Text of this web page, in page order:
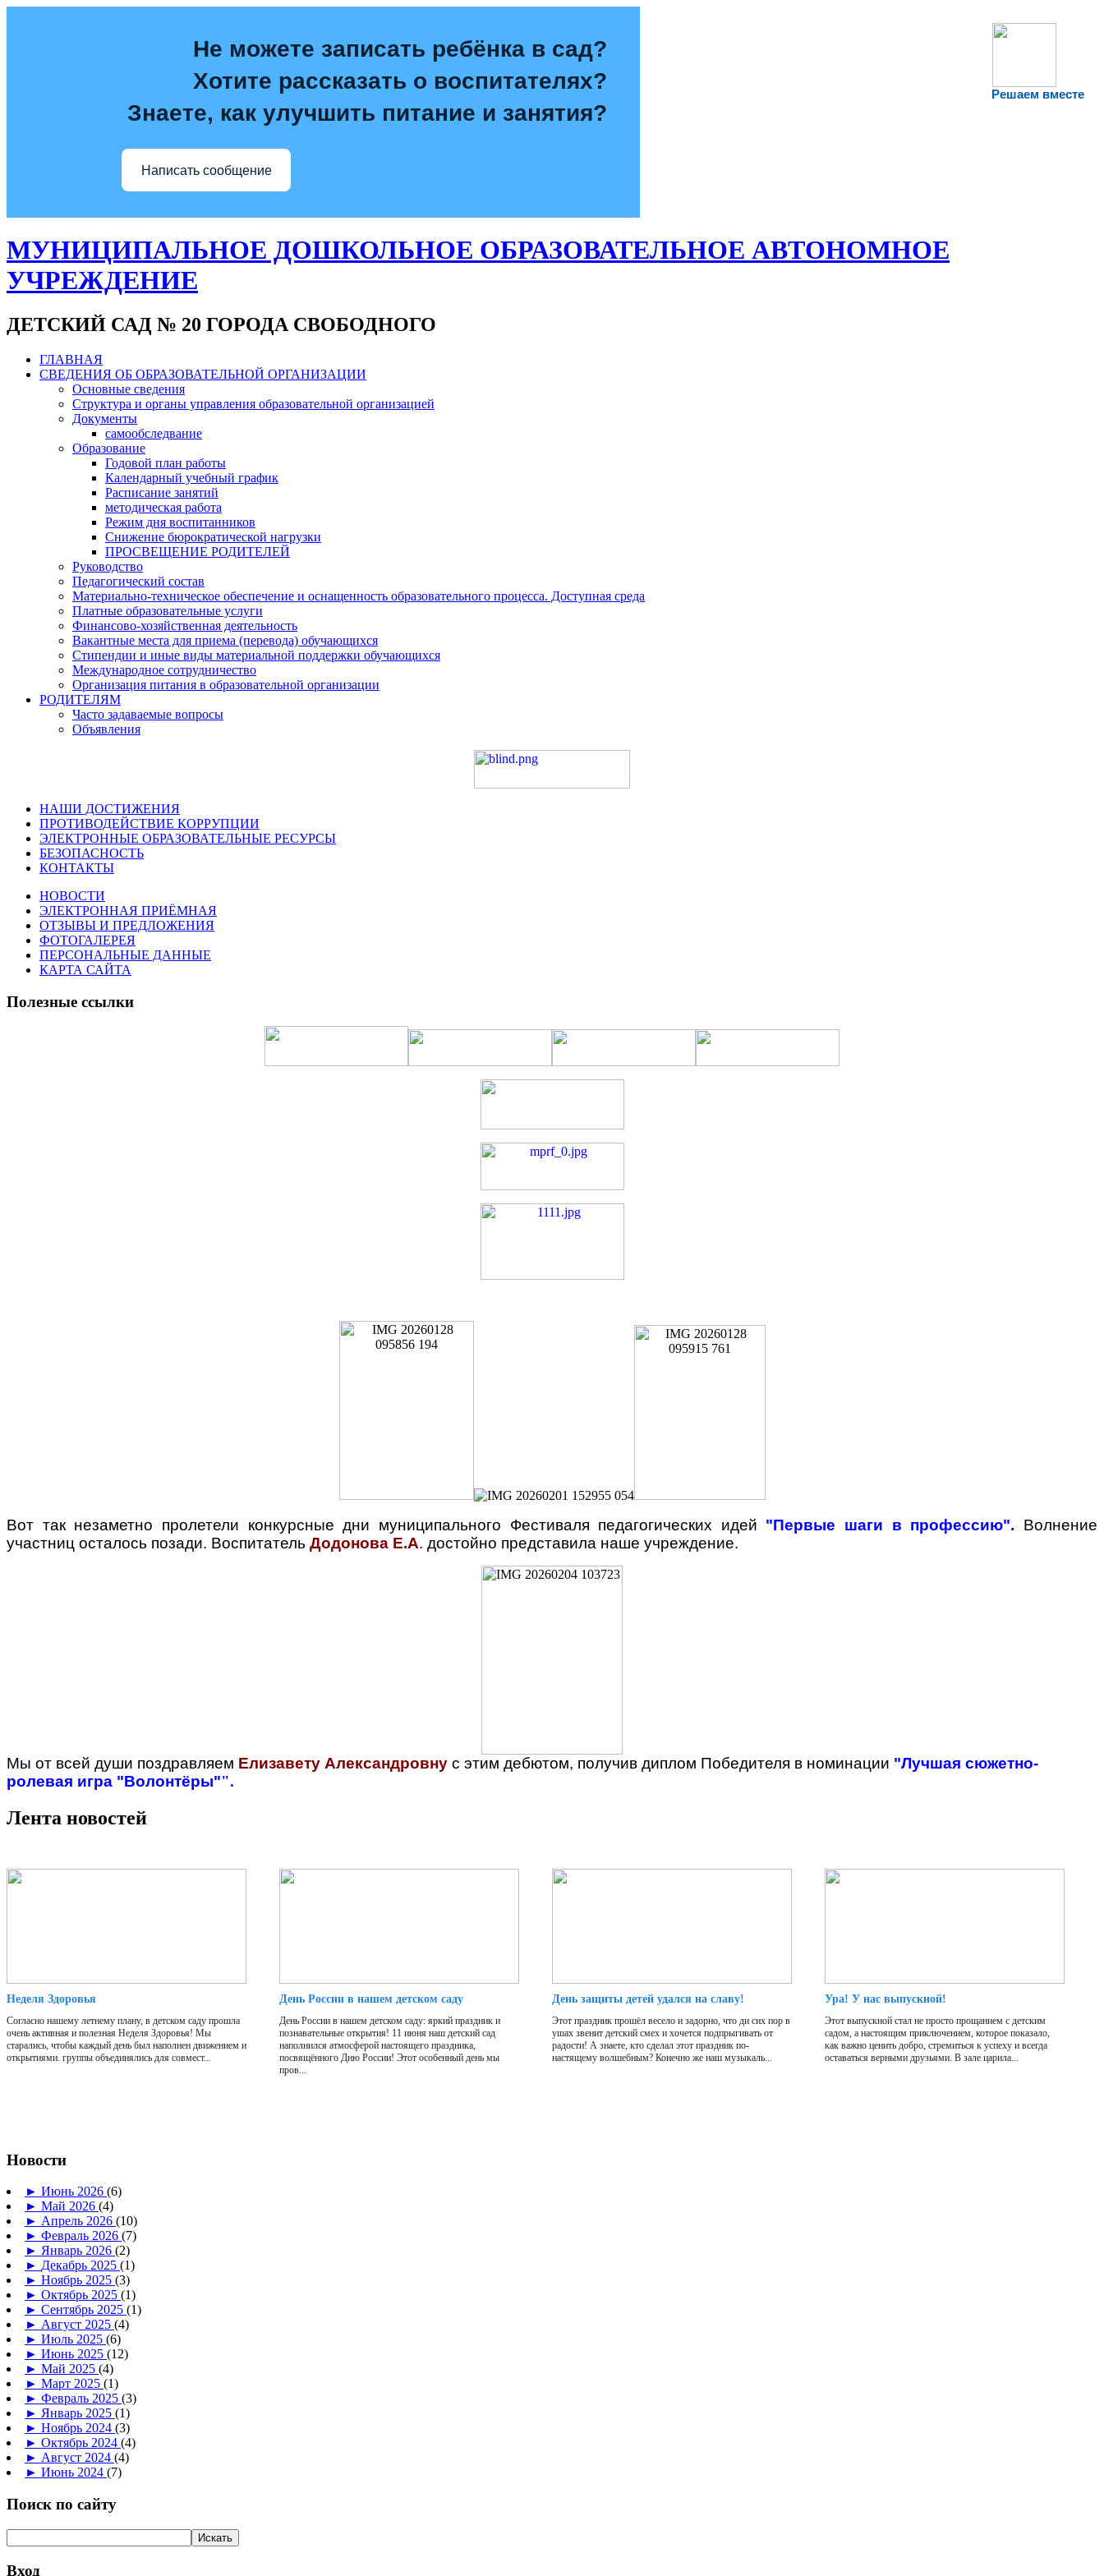
Решаем вместе
Не можете записать ребёнка в сад?
Хотите рассказать о воспитателях?
Знаете, как улучшить питание и занятия?
Написать сообщение
МУНИЦИПАЛЬНОЕ ДОШКОЛЬНОЕ ОБРАЗОВАТЕЛЬНОЕ АВТОНОМНОЕ
УЧРЕЖДЕНИЕ
ДЕТСКИЙ САД № 20 ГОРОДА СВОБОДНОГО
ГЛАВНАЯ
СВЕДЕНИЯ ОБ ОБРАЗОВАТЕЛЬНОЙ ОРГАНИЗАЦИИ
Основные сведения
Структура и органы управления образовательной организацией
Документы
самообследвание
Образование
Годовой план работы
Календарный учебный график
Расписание занятий
методическая работа
Режим дня воспитанников
Снижение бюрократической нагрузки
ПРОСВЕЩЕНИЕ РОДИТЕЛЕЙ
Руководство
Педагогический состав
Материально-техническое обеспечение и оснащенность образовательного процесса. Доступная среда
Платные образовательные услуги
Финансово-хозяйственная деятельность
Вакантные места для приема (перевода) обучающихся
Стипендии и иные виды материальной поддержки обучающихся
Международное сотрудничество
Организация питания в образовательной организации
РОДИТЕЛЯМ
Часто задаваемые вопросы
Объявления
НАШИ ДОСТИЖЕНИЯ
ПРОТИВОДЕЙСТВИЕ КОРРУПЦИИ
ЭЛЕКТРОННЫЕ ОБРАЗОВАТЕЛЬНЫЕ РЕСУРСЫ
БЕЗОПАСНОСТЬ
КОНТАКТЫ
НОВОСТИ
ЭЛЕКТРОННАЯ ПРИЁМНАЯ
ОТЗЫВЫ И ПРЕДЛОЖЕНИЯ
ФОТОГАЛЕРЕЯ
ПЕРСОНАЛЬНЫЕ ДАННЫЕ
КАРТА САЙТА
Полезные ссылки
Вот так незаметно пролетели конкурсные дни муниципального Фестиваля педагогических идей "Первые шаги в профессию". Волнение
участниц осталось позади. Воспитатель Додонова Е.А. достойно представила наше учреждение.
Мы от всей души поздравляем Елизавету Александровну с этим дебютом, получив диплом Победителя в номинации "Лучшая сюжетно-
ролевая игра "Волонтёры"".
Лента новостей
Неделя Здоровья
Согласно нашему летнему плану, в детском саду прошла
очень активная и полезная Неделя Здоровья! Мы
старались, чтобы каждый день был наполнен движением и
открытиями. группы объединялись для совмест...
День России в нашем детском саду
День России в нашем детском саду: яркий праздник и
познавательные открытия! 11 июня наш детский сад
наполнился атмосферой настоящего праздника,
посвящённого Дню России! Этот особенный день мы
пров...
День защиты детей удался на славу!
Этот праздник прошёл весело и задорно, что ди сих пор в
ушах звенит детский смех и хочется подпрыгивать от
радости! А знаете, кто сделал этот праздник по-
настящему волшебным? Конечно же наш музыкаль...
Ура! У нас выпускной!
Этот выпускной стал не просто прощанием с детским
садом, а настоящим приключением, которое показало,
как важно ценить добро, стремиться к успеху и всегда
оставаться верными друзьями. В зале царила...
Новости
► Июнь 2026 (6)
► Май 2026 (4)
► Апрель 2026 (10)
► Февраль 2026 (7)
► Январь 2026 (2)
► Декабрь 2025 (1)
► Ноябрь 2025 (3)
► Октябрь 2025 (1)
► Сентябрь 2025 (1)
► Август 2025 (4)
► Июль 2025 (6)
► Июнь 2025 (12)
► Май 2025 (4)
► Март 2025 (1)
► Февраль 2025 (3)
► Январь 2025 (1)
► Ноябрь 2024 (3)
► Октябрь 2024 (4)
► Август 2024 (4)
► Июнь 2024 (7)
Поиск по сайту
Вход